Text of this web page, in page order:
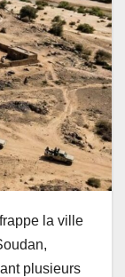
la ville
plusieurs